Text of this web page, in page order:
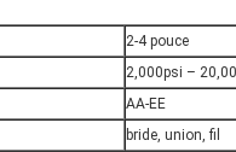
2-4 pouce
2,000psi –
AA-EE
bride, union, fil